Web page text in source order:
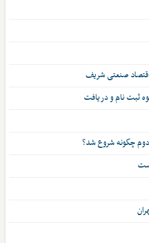
صنعتی شریف
ثبت نام و دریافت
چگونه شروع شد؟